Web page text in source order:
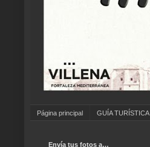
Página principal GUÍA TURÍSTICA
Envía tus fotos a…